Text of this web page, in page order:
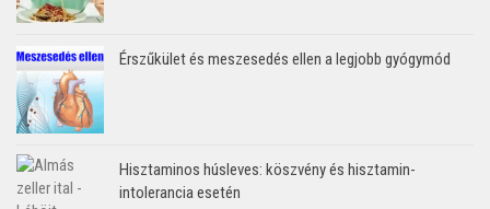
Érszűkület és meszesedés ellen a legjobb gyógymód
Hisztaminos húsleves: köszvény és hisztamin-
intolerancia esetén